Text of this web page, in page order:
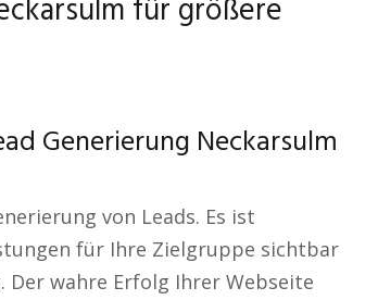
für größere
Generierung Neckarsulm
von Leads. Es ist
für Ihre Zielgruppe sichtbar
wahre Erfolg Ihrer Webseite